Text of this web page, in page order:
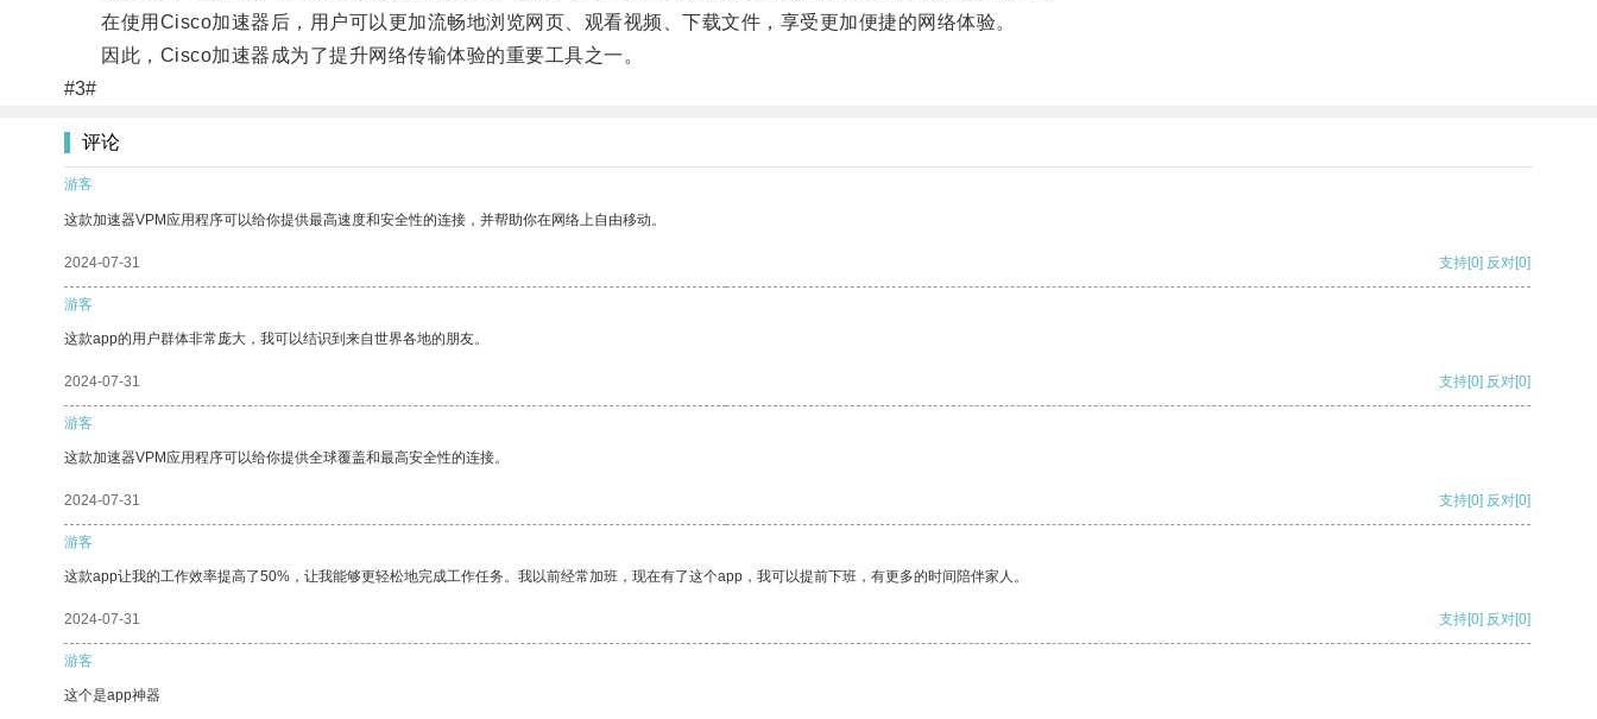
在使用Cisco加速器后，用户可以更加流畅地浏览网页、观看视频、下载文件，享受更加便捷的网络体验。
因此，Cisco加速器成为了提升网络传输体验的重要工具之一。
#3#
评论
游客
这款加速器VPM应用程序可以给你提供最高速度和安全性的连接，并帮助你在网络上自由移动。
2024-07-31 支持[0] 反对[0]
游客
这款app的用户群体非常庞大，我可以结识到来自世界各地的朋友。
2024-07-31 支持[0] 反对[0]
游客
这款加速器VPM应用程序可以给你提供全球覆盖和最高安全性的连接。
2024-07-31 支持[0] 反对[0]
游客
这款app让我的工作效率提高了50%，让我能够更轻松地完成工作任务。我以前经常加班，现在有了这个app，我可以提前下班，有更多的时间陪伴家人。
2024-07-31 支持[0] 反对[0]
游客
这个是app神器